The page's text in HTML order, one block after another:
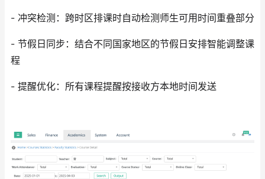
- 冲突检测：跨时区排课时自动检测师生可用时间重叠部分
- 节假日同步：结合不同国家地区的节假日安排智能调整课
程
- 提醒优化：所有课程提醒按接收方本地时间发送